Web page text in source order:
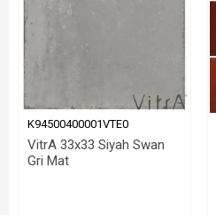
K94500400001VTE0
VitrA 33x33 Siyah Swan
Gri Mat